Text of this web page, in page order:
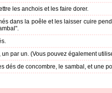
les anchois et les faire dorer.
dans la poêle et les laisser cuire
par un. (Vous pouvez également
dés de concombre, le sambal, et une